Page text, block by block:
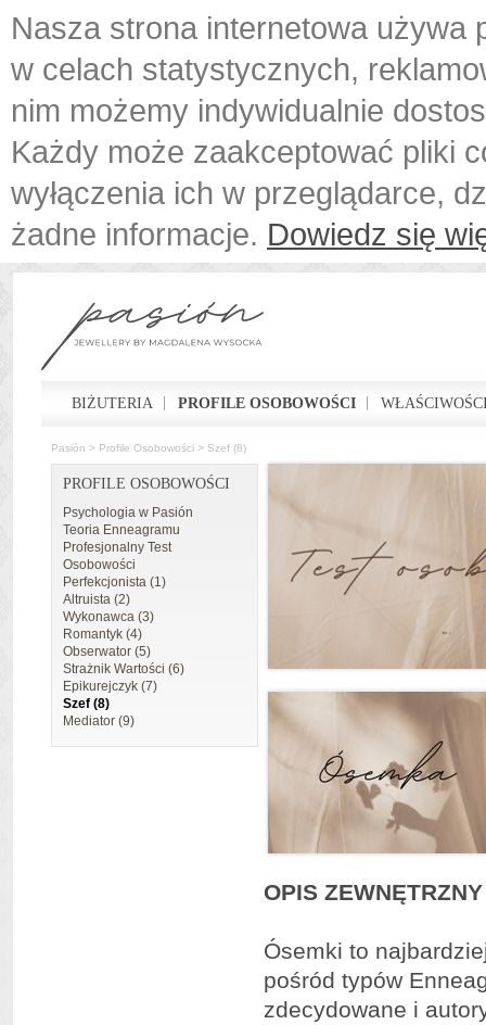
Nasza strona internetowa używa
w celach statystycznych,
nim możemy indywidualnie
Każdy może zaakceptować pliki
wyłączenia ich w przeglądarce,
żadne informacje. Dowiedz się
BIŻUTERIA PROFILE OSOBOWOŚCI
Pasión > Profile Osobowości > Szef (8)
PROFILE OSOBOWOŚCI
Psychologia w Pasión
Teoria Enneagramu
Profesjonalny Test
Osobowości
Perfekcjonista (1)
Altruista (2)
Wykonawca (3)
Romantyk (4)
Obserwator (5)
Strażnik Wartości (6)
Epikurejczyk (7)
Szef (8)
Mediator (9)
OPIS ZEWNĘTRZNY
Ósemki to
pośród typów
zdecydowane i